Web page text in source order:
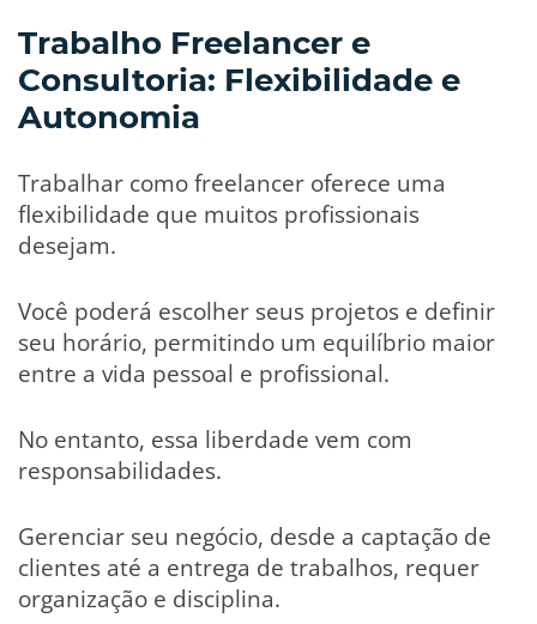
Trabalho Freelancer e
Consultoria: Flexibilidade e
Autonomia
Trabalhar como freelancer oferece uma
flexibilidade que muitos profissionais
desejam.
Você poderá escolher seus projetos e definir
seu horário, permitindo um equilíbrio maior
entre a vida pessoal e profissional.
No entanto, essa liberdade vem com
responsabilidades.
Gerenciar seu negócio, desde a captação de
clientes até a entrega de trabalhos, requer
organização e disciplina.